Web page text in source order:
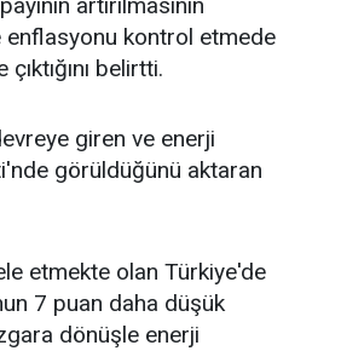
enflasyonu kontrol etmede
belirtti.
giren ve enerji
görüldüğünü aktaran
etmekte olan Türkiye'de
7 puan daha düşük
dönüşle enerji